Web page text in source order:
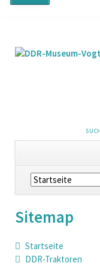
Navigation
überspringen
Sitemap
Startseite
DDR-Traktoren